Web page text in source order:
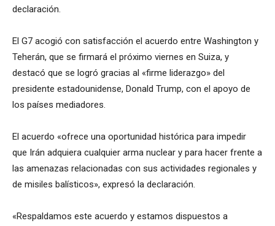
declaración.
El G7 acogió con satisfacción el acuerdo entre Washington y
Teherán, que se firmará el próximo viernes en Suiza, y
destacó que se logró gracias al «firme liderazgo» del
presidente estadounidense, Donald Trump, con el apoyo de
los países mediadores.
El acuerdo «ofrece una oportunidad histórica para impedir
que Irán adquiera cualquier arma nuclear y para hacer frente a
las amenazas relacionadas con sus actividades regionales y
de misiles balísticos», expresó la declaración.
«Respaldamos este acuerdo y estamos dispuestos a